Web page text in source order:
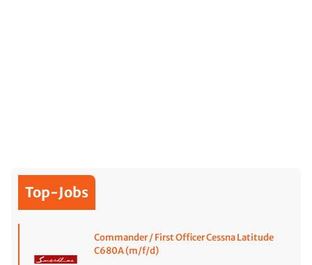
Top-Jobs
Commander / First Officer Cessna Latitude
C680A (m/f/d)